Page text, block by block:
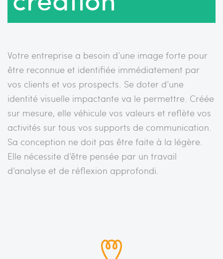
Votre entreprise a besoin d’une image forte pour
être reconnue et identifiée immédiatement par
vos clients et vos prospects. Se doter d’une
identité visuelle impactante va le permettre. Créée
sur mesure, elle véhicule vos valeurs et reflète vos
activités sur tous vos supports de communication.
Sa conception ne doit pas être faite à la légère.
Elle nécessite d’être pensée par un travail
d’analyse et de réflexion approfondi.